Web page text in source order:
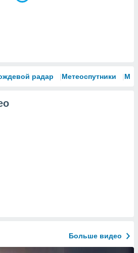
радар Метеоспутники
Больше видео